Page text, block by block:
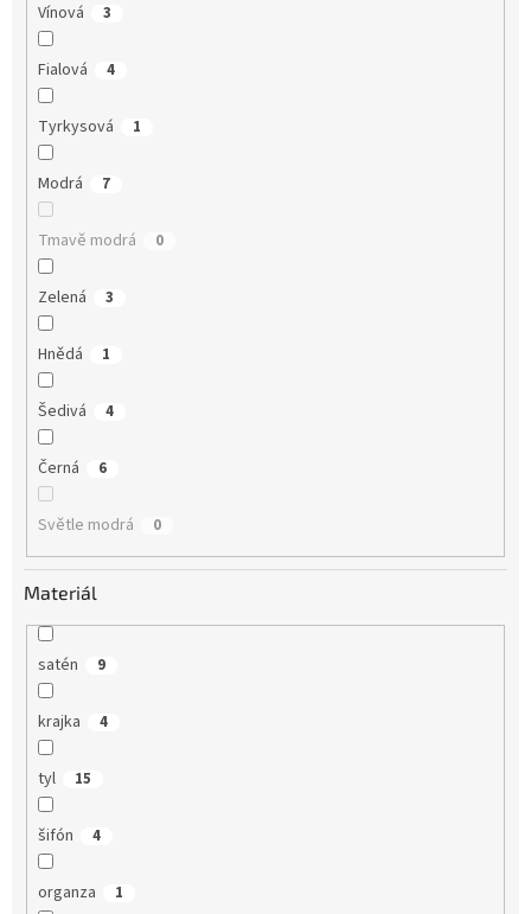
Vínová 3
Fialová 4
Tyrkysová 1
Modrá 7
Tmavě modrá 0
Zelená 3
Hnědá 1
Šedivá 4
Černá 6
Světle modrá 0
Materiál
satén 9
krajka 4
tyl 15
šifón 4
organza 1